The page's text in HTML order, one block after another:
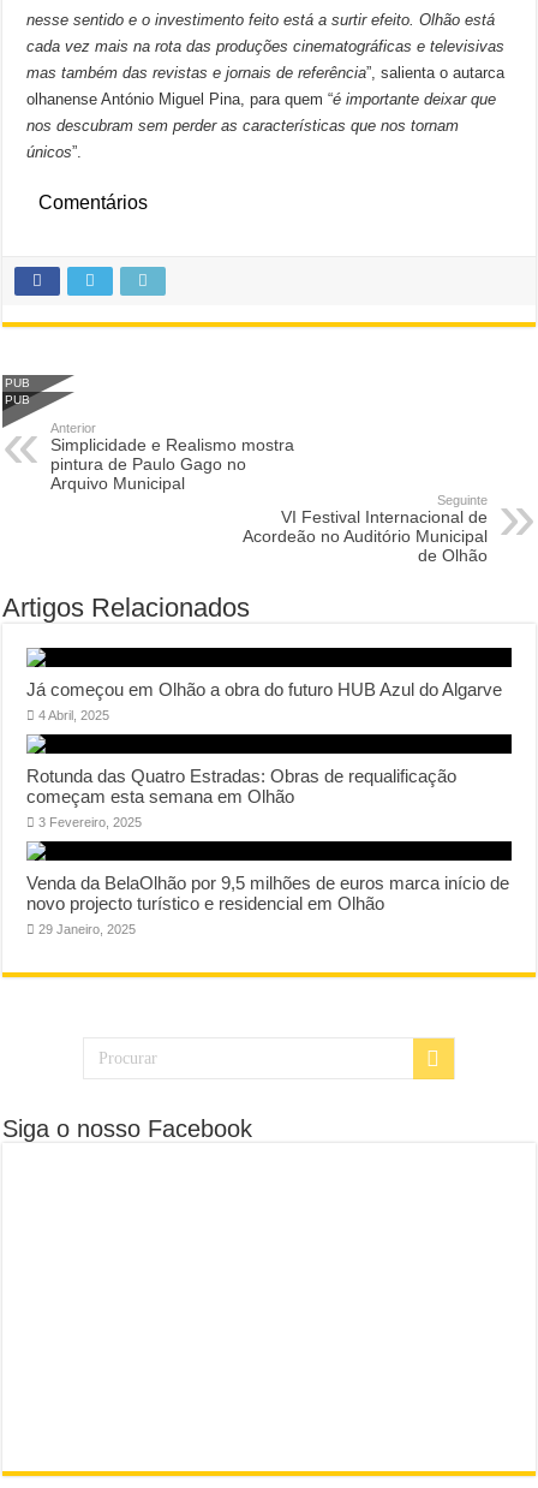
nesse sentido e o investimento feito está a surtir efeito. Olhão está
cada vez mais na rota das produções cinematográficas e televisivas
mas também das revistas e jornais de referência”, salienta o autarca
olhanense António Miguel Pina, para quem “é importante deixar que
nos descubram sem perder as características que nos tornam
únicos”.
Comentários
PUB
PUB
Anterior
Simplicidade e Realismo mostra
pintura de Paulo Gago no
Arquivo Municipal
Seguinte
VI Festival Internacional de
Acordeão no Auditório Municipal
de Olhão
Artigos Relacionados
Já começou em Olhão a obra do futuro HUB Azul do Algarve
4 Abril, 2025
Rotunda das Quatro Estradas: Obras de requalificação
começam esta semana em Olhão
3 Fevereiro, 2025
Venda da BelaOlhão por 9,5 milhões de euros marca início de
novo projecto turístico e residencial em Olhão
29 Janeiro, 2025
Siga o nosso Facebook